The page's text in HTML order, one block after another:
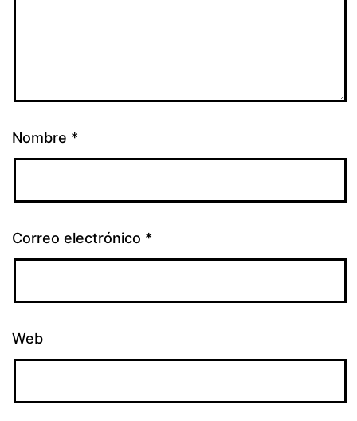
Nombre *
Correo electrónico *
Web